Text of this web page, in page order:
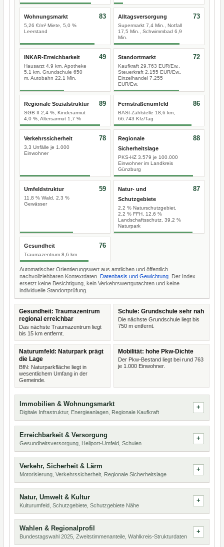
Wohnungsmarkt
5,26 €/m² Miete, 5,0 %
Leerstand
83 Alltagsversorgung
Supermarkt 7,4 Min., Notfall
17,5 Min., Schwimmbad 6,9
Min.
73
INKAR-Erreichbarkeit
Hausarzt 4,9 km, Apotheke
5,1 km, Grundschule 650
m, Autobahn 22,1 Min.
49 Standortmarkt
Kaufkraft 29.763 EUR/Ew.,
Steuerkraft 2.155 EUR/Ew.,
Einzelhandel 7.255
EUR/Ew.
72
Regionale Sozialstruktur
SGB II 2,4 %, Kinderarmut
4,0 %, Altersarmut 1,7 %
89 Fernstraßenumfeld
BASt-Zählstelle 18,6 km,
66.743 Kfz/Tag
86
Verkehrssicherheit
3,3 Unfälle je 1.000
Einwohner
78
Regionale
Sicherheitslage
PKS-HZ 3.579 je 100.000
Einwohner im Landkreis
Günzburg
88
Umfeldstruktur
11,8 % Wald, 2,3 %
Gewässer
59
Natur- und
Schutzgebiete
2,2 % Naturschutzgebiet,
2,2 % FFH, 12,6 %
Landschaftsschutz, 39,2 %
Naturpark
87
Gesundheit
Traumazentrum 8,6 km
76
Automatischer Orientierungswert aus amtlichen und öffentlich
nachvollziehbaren Kontextdaten. Datenbasis und Gewichtung . Der Index
ersetzt keine Besichtigung, kein Verkehrswertgutachten und keine
individuelle Standortprüfung.
Gesundheit: Traumazentrum
regional erreichbar
Das nächste Traumazentrum liegt
bis 15 km entfernt.
Schule: Grundschule sehr nah
Die nächste Grundschule liegt bis
750 m entfernt.
Naturumfeld: Naturpark prägt
die Lage
BfN: Naturparkfläche liegt in
wesentlichem Umfang in der
Gemeinde.
Mobilität: hohe Pkw-Dichte
Der Pkw-Bestand liegt bei rund 763
je 1.000 Einwohner.
Immobilien & Wohnungsmarkt
Digitale Infrastruktur, Energieanlagen, Regionale Kaufkraft
Erreichbarkeit & Versorgung
Gesundheitsversorgung, Heliport-Umfeld, Schulen
Verkehr, Sicherheit & Lärm
Motorisierung, Verkehrssicherheit, Regionale Sicherheitslage
Natur, Umwelt & Kultur
Kulturumfeld, Schutzgebiete, Schutzgebiete Nähe
Wahlen & Regionalprofil
Bundestagswahl 2025, Zweitstimmenanteile, Wahlkreis-Strukturdaten